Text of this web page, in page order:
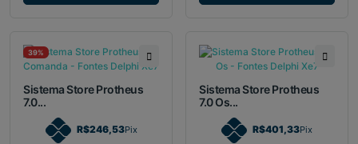
39%
Sistema Store Protheus
7.0...
R$246,53Pix
Sistema Store Protheus
7.0 Os...
R$401,33Pix